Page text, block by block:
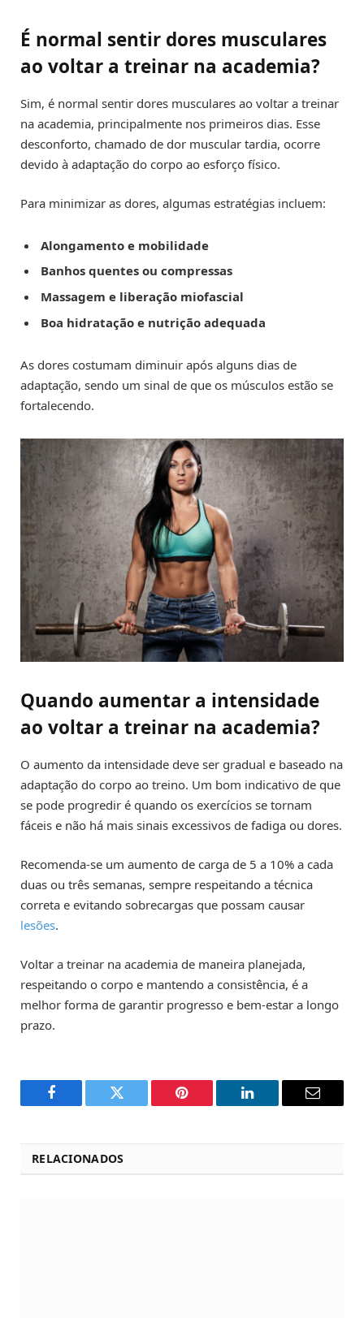
É normal sentir dores musculares
ao voltar a treinar na academia?
Sim, é normal sentir dores musculares ao voltar a treinar
na academia, principalmente nos primeiros dias. Esse
desconforto, chamado de dor muscular tardia, ocorre
devido à adaptação do corpo ao esforço físico.
Para minimizar as dores, algumas estratégias incluem:
Alongamento e mobilidade
Banhos quentes ou compressas
Massagem e liberação miofascial
Boa hidratação e nutrição adequada
As dores costumam diminuir após alguns dias de
adaptação, sendo um sinal de que os músculos estão se
fortalecendo.
Quando aumentar a intensidade
ao voltar a treinar na academia?
O aumento da intensidade deve ser gradual e baseado na
adaptação do corpo ao treino. Um bom indicativo de que
se pode progredir é quando os exercícios se tornam
fáceis e não há mais sinais excessivos de fadiga ou dores.
Recomenda-se um aumento de carga de 5 a 10% a cada
duas ou três semanas, sempre respeitando a técnica
correta e evitando sobrecargas que possam causar
lesões.
Voltar a treinar na academia de maneira planejada,
respeitando o corpo e mantendo a consistência, é a
melhor forma de garantir progresso e bem-estar a longo
prazo.
Facebook Twitter Pinterest LinkedIn Email
RELACIONADOS